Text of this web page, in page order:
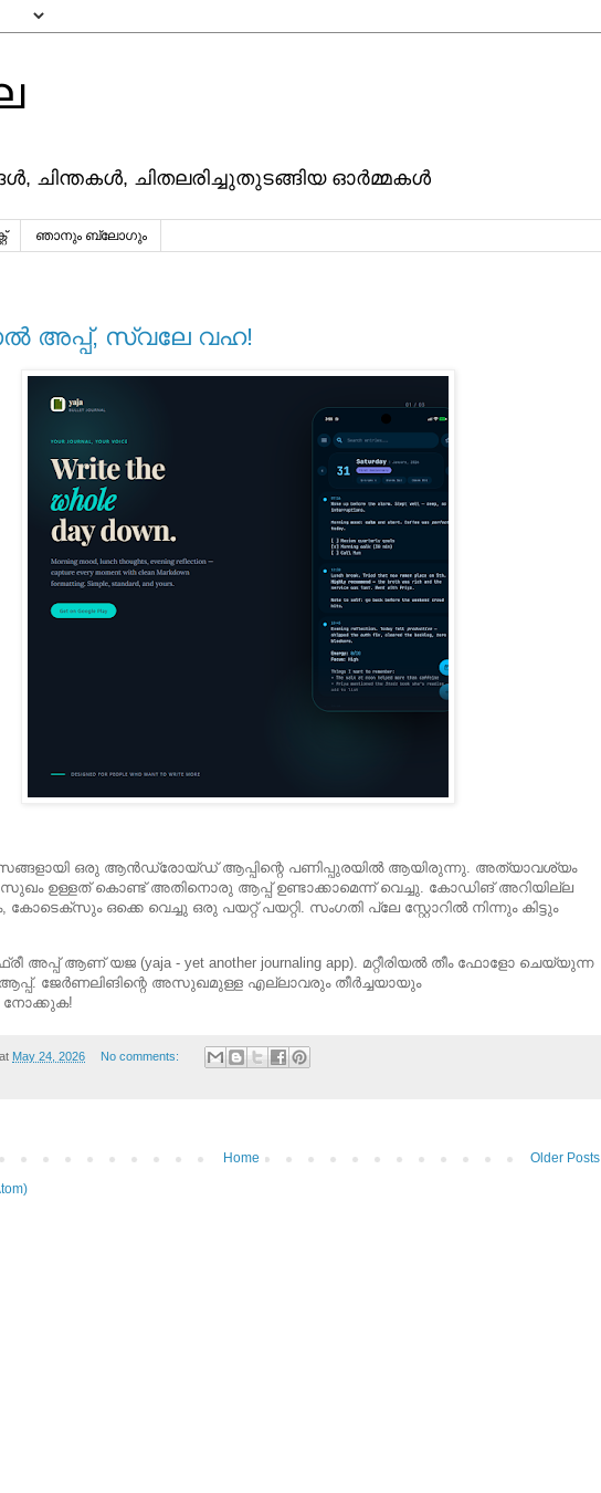
ചിന്തകള്‍, ചിതലരിച്ചുതുടങ്ങിയ ഓര്‍മ്മകള്‍
ഞാനും ബ്ലോഗും
അപ്പ്, സ്വലേ വഹ!
ഒരു ആൻഡ്രോയ്ഡ് ആപ്പിന്റെ പണിപ്പുരയിൽ ആയിരുന്നു. അത്യാവശ്യം
ഉള്ളത് കൊണ്ട് അതിനൊരു ആപ്പ് ഉണ്ടാക്കാമെന്ന് വെച്ചു. കോഡിങ് അറിയില്ല
ഒക്കെ വെച്ചു ഒരു പയറ്റ് പയറ്റി. സംഗതി പ്ലേ സ്റ്റോറിൽ നിന്നും കിട്ടും
ആണ് യജ (yaja - yet another journaling app). മറ്റീരിയൽ തീം ഫോളോ ചെയ്യുന്ന
ആപ്പ്. ജേർണലിങിന്റെ അസുഖമുള്ള എല്ലാവരും തീർച്ചയായും
നോക്കുക!
at May 24, 2026 No comments:
Older Posts
Home